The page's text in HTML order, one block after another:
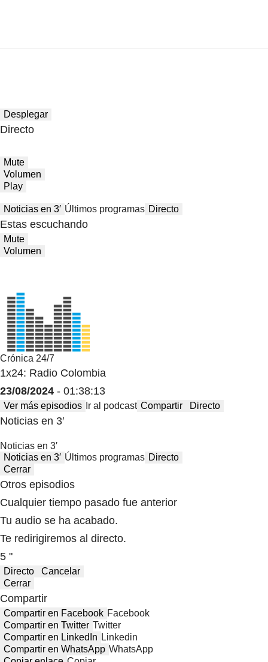
Desplegar
Directo
Mute
Volumen
Play
Noticias en 3′ Últimos programas Directo
Estas escuchando
Mute
Volumen
Crónica 24/7
1x24: Radio Colombia
23/08/2024 - 01:38:13
Ver más episodios Ir al podcast Compartir Directo
Noticias en 3′
Noticias en 3′
Noticias en 3′ Últimos programas Directo
Cerrar
Otros episodios
Cualquier tiempo pasado fue anterior
Tu audio se ha acabado.
Te redirigiremos al directo.
5 "
Directo
Cancelar
Cerrar
Compartir
Compartir en Facebook Facebook
Compartir en Twitter Twitter
Compartir en LinkedIn Linkedin
Compartir en WhatsApp WhatsApp